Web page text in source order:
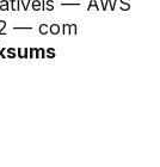
— com